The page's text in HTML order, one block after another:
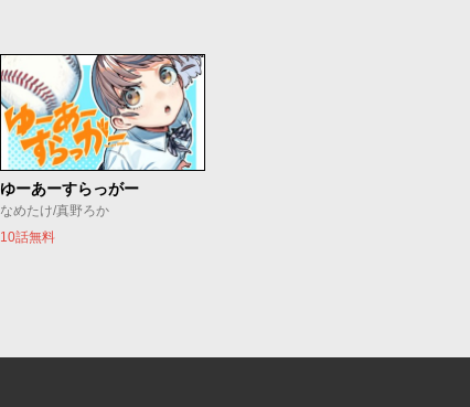
ゆーあーすらっがー
なめたけ/真野ろか
10話無料